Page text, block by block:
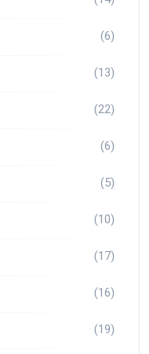
(6)
(13)
(22)
(6)
(5)
(10)
(17)
(16)
(19)